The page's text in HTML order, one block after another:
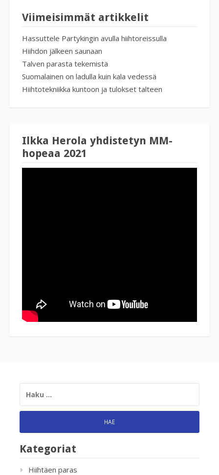
Viimeisimmät artikkelit
Hassuttele Partykingin avulla hiihtoreissulla
Hiihdon jälkeen saunaan
Talven parasta tekemistä
Suomalainen on ladulla kuin kala vedessä
Hiihtotekniikka kuntoon ja tulokset talteen
Ilkka Herola yhdistetyn MM-
hopeaa 2021
Kategoriat
Hiihtäen paras